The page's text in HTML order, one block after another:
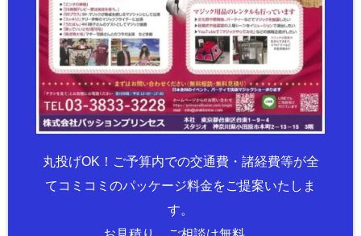
丸投げOK！ご予算内での交通費・諸経費等が全
てコミコミのパッケージ料金をご提案いたしま
す。